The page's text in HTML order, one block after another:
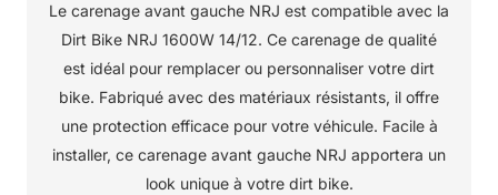
Le carenage avant gauche NRJ est compatible avec la
Dirt Bike NRJ 1600W 14/12. Ce carenage de qualité
est idéal pour remplacer ou personnaliser votre dirt
bike. Fabriqué avec des matériaux résistants, il offre
une protection efficace pour votre véhicule. Facile à
installer, ce carenage avant gauche NRJ apportera un
look unique à votre dirt bike.